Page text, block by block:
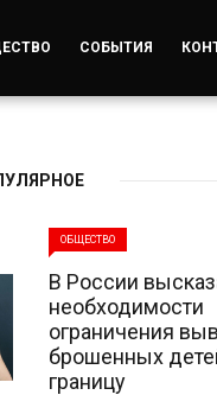
СОБЫТИЯ
ОБЩЕСТВО
В России
необходимости
ограничения
брошенных
границу